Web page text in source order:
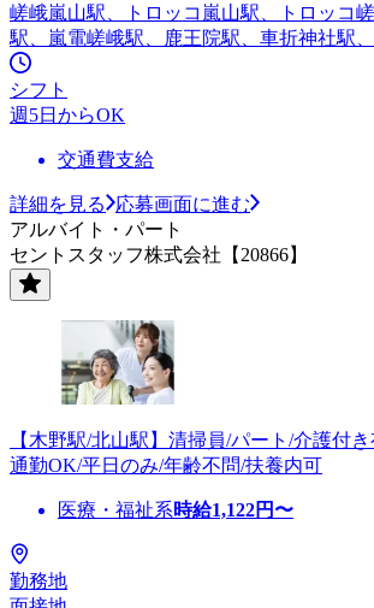
嵯峨嵐山駅、トロッコ嵐山駅、トロッコ
駅、嵐電嵯峨駅、鹿王院駅、車折神社駅
シフト
週5日からOK
交通費支給
詳細を見る
応募画面に進む
アルバイト・パート
セントスタッフ株式会社【20866】
【木野駅/北山駅】清掃員/パート/介護付
通勤OK/平日のみ/年齢不問/扶養内可
医療・福祉系時給1,122円〜
勤務地